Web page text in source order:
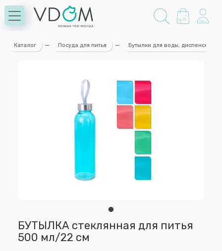
Каталог — Посуда для питья — Бутылки для воды, диспенсеры
БУТЫЛКА стеклянная для питья
500 мл/22 см